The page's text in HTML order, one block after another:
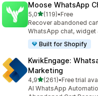
Moose WhatsApp
5,05 yıldız üzerinden
(119)
toplam 119•Free
Recover abandoned
WhatsApp chat, widget
Built for Shopify
KwikEngage:
Marketing
4,95 yıldız üzerinden
(261)
toplam 261•Free trial
AI WhatsApp